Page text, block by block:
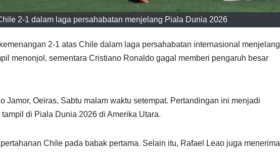
2-1 dalam laga persahabatan menjelang Piala Dunia 2026
2-1 atas Chile dalam laga persahabatan internasional menjelang
menonjol, sementara Cristiano Ronaldo gagal memberi pengaruh besar
Jamor, Oeiras, Sabtu malam waktu setempat. Pertandingan ini menjadi
di Piala Dunia 2026 di Amerika Utara.
Chile pada babak pertama. Selain itu, Rafael Leao juga menerima